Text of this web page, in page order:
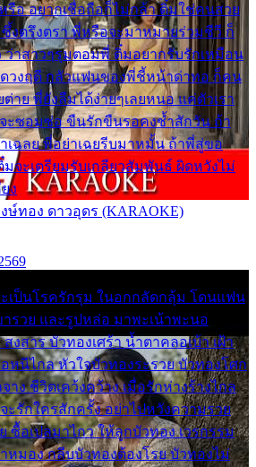
รือ อยากเชื่อถือก็ไม่กล้า ติ๋มใช่คนสวย
ซึ้งตรึงตรา พี่หรือจะมาหมายร่วมชีวี ก็
ว่าสาวๆรุมตอมพี่ ติ๋มอยากรับรักเหมือน
วงฤดี กลัวแฟนของพี่ชี้หน้าด่าทอ ก็คน
าย พี่ยังลืมได้ง่ายๆเลยหนอ แค่ตัวเรา
ะซอมซ่อ ขืนรักขืนรอคงช้ำสักวัน ถ้า
เฉลย พี่อย่าเฉยรีบมาหมั้น ถ้าพี่สู่ขอ
จะเตรียมรับเกลียวสัมพันธ์ ผิดหวังไม่
ง
ษ์ทอง ดาวอุดร (KARAOKE)
ะเป็นโรครักรุม ในอกกลัดกลุ้ม โดนแฟน
รวย และรูปหล่อ มาพะเน้าพะนอ
สงสาร บัวทองเศร้า น้ำตาคลอเบ้า เฝ้า
หนีไกล หัวใจบัวทองระรวย บัวทองโศก
าง ชีวิตเคว้งคว้าง เมื่อรักห่างร้างไกล
รักใครสักครั้ง อย่าไปหวังความรวย
ซื้อเปลมาไกว ให้ลูกบัวทอง เวรกรรม
หมอง กลีบบัวทองต้องโรย บัวทองไม่